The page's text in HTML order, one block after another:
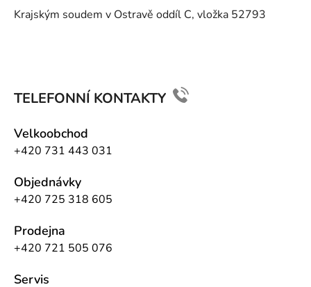
Krajským soudem v Ostravě oddíl C, vložka 52793
TELEFONNÍ KONTAKTY
Velkoobchod
+420 731 443 031
Objednávky
+420 725 318 605
Prodejna
+420 721 505 076
Servis